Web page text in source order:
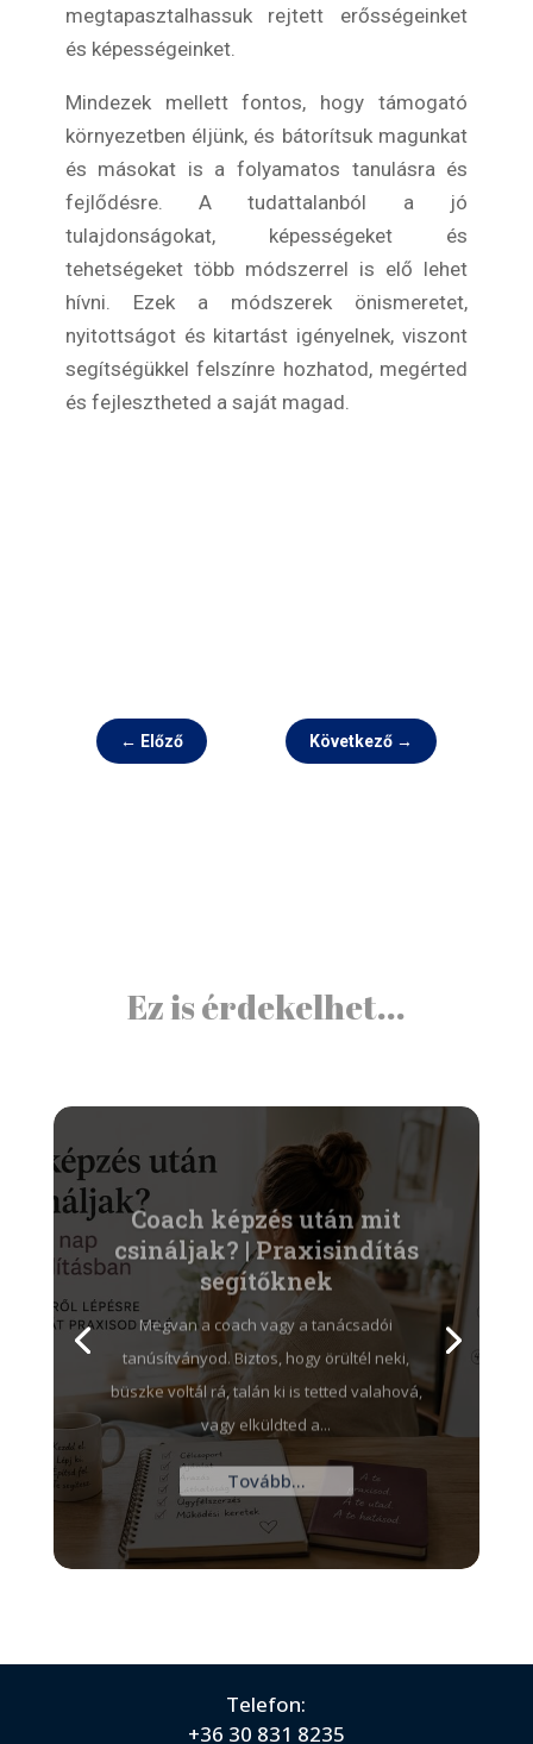
megtapasztalhassuk rejtett erősségeinket
és képességeinket.
Mindezek mellett fontos, hogy támogató
környezetben éljünk, és bátorítsuk magunkat
és másokat is a folyamatos tanulásra és
fejlődésre. A tudattalanból a jó
tulajdonságokat, képességeket és
tehetségeket több módszerrel is elő lehet
hívni. Ezek a módszerek önismeretet,
nyitottságot és kitartást igényelnek, viszont
segítségükkel felszínre hozhatod, megérted
és fejlesztheted a saját magad.
← Előző Következő →
Ez is érdekelhet...
Coach képzés után mit
csináljak? | Praxisindítás
segítőknek
Megvan a coach vagy a tanácsadói
tanúsítványod. Biztos, hogy örültél neki,
büszke voltál rá, talán ki is tetted valahová,
vagy elküldted a...
Tovább...
Telefon:
+36 30 831 8235